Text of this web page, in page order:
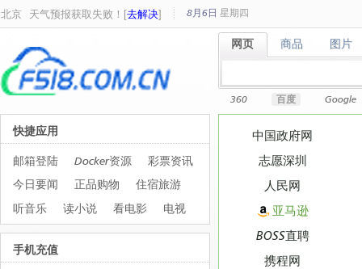
北京 天气预报获取失败！[去解决] 8月6日 星期四
网页
网页 商品
商品 图片
图片
360 百度 Google
中国政府网
志愿深圳
人民网
亚马逊
BOSS直聘
携程网
快捷应用
邮箱登陆 Docker资源
彩票资讯
今日要闻
正品购物
住宿旅游
听音乐
读小说 看电影 电视
手机充值